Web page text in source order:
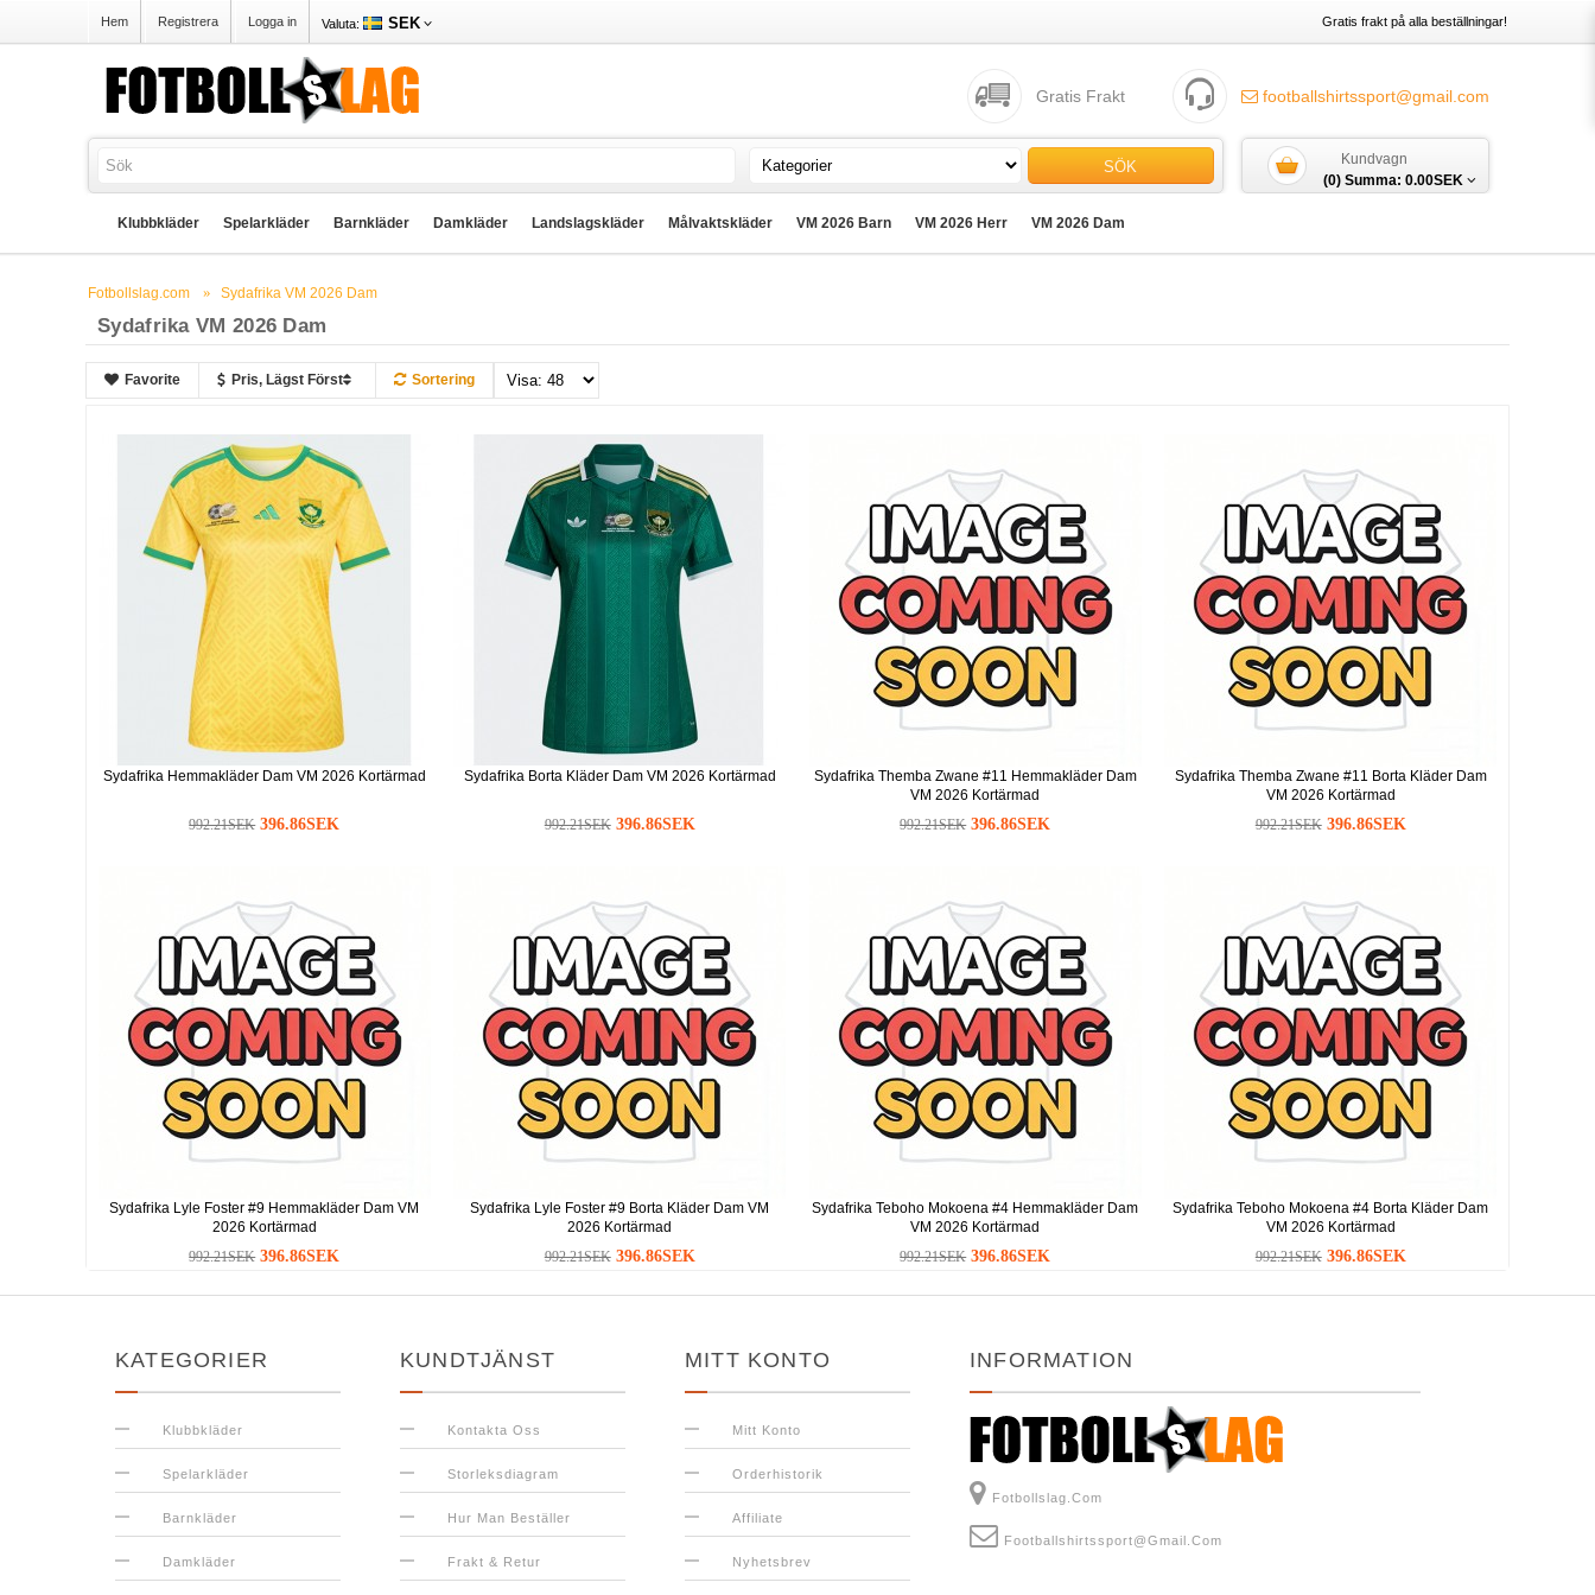
Hem Registrera Logga in Valuta: SEK Gratis frakt på alla beställningar!
footballshirtssport@gmail.com
Gratis Frakt
SÖK
Kundvagn
(0) Summa: 0.00SEK
Klubbkläder Spelarkläder Barnkläder Damkläder Landslagskläder Målvaktskläder VM 2026 Barn VM 2026 Herr VM 2026 Dam
Fotbollslag.com Sydafrika VM 2026 Dam
Sydafrika VM 2026 Dam
Favorite Pris, Lägst Först Sortering
Sydafrika Hemmakläder Dam VM 2026 Kortärmad
992.21SEK 396.86SEK
Sydafrika Borta Kläder Dam VM 2026 Kortärmad
992.21SEK 396.86SEK
Sydafrika Themba Zwane #11 Hemmakläder Dam
VM 2026 Kortärmad
992.21SEK 396.86SEK
Sydafrika Themba Zwane #11 Borta Kläder Dam
VM 2026 Kortärmad
992.21SEK 396.86SEK
Sydafrika Lyle Foster #9 Hemmakläder Dam VM
2026 Kortärmad
992.21SEK 396.86SEK
Sydafrika Lyle Foster #9 Borta Kläder Dam VM
2026 Kortärmad
992.21SEK 396.86SEK
Sydafrika Teboho Mokoena #4 Hemmakläder Dam
VM 2026 Kortärmad
992.21SEK 396.86SEK
Sydafrika Teboho Mokoena #4 Borta Kläder Dam
VM 2026 Kortärmad
992.21SEK 396.86SEK
KATEGORIER
Klubbkläder
Spelarkläder
Barnkläder
Damkläder
KUNDTJÄNST
Kontakta Oss
Storleksdiagram
Hur Man Beställer
Frakt & Retur
MITT KONTO
Mitt Konto
Orderhistorik
Affiliate
Nyhetsbrev
INFORMATION
Fotbollslag.com
Footballshirtssport@gmail.com